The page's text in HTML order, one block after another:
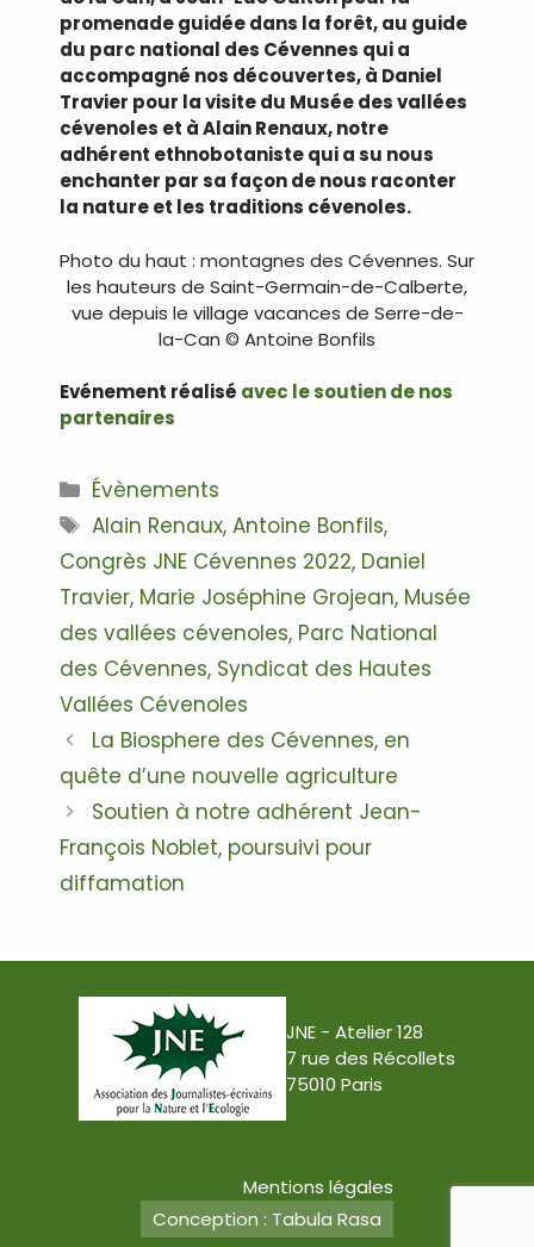
promenade guidée dans la forêt, au guide
du parc national des Cévennes qui a
accompagné nos découvertes, à Daniel
Travier pour la visite du Musée des vallées
cévenoles et à Alain Renaux, notre
adhérent ethnobotaniste qui a su nous
enchanter par sa façon de nous raconter
la nature et les traditions cévenoles.
Photo du haut : montagnes des Cévennes. Sur
les hauteurs de Saint-Germain-de-Calberte,
vue depuis le village vacances de Serre-de-
la-Can © Antoine Bonfils
Evénement réalisé avec le soutien de nos
partenaires
Catégories
Évènements
Étiquettes
Alain Renaux,Antoine Bonfils,
Congrès JNE Cévennes 2022, Daniel
Travier, Marie Joséphine Grojean, Musée
des vallées cévenoles, Parc National
des Cévennes, Syndicat des Hautes
Vallées Cévenoles
Navigation
des
articles
La Biosphere des Cévennes, en
quête d’une nouvelle agriculture
Soutien à notre adhérent Jean-
François Noblet, poursuivi pour
diffamation
JNE - Atelier 128
7 rue des Récollets
75010 Paris
Mentions légales
Conception : Tabula Rasa